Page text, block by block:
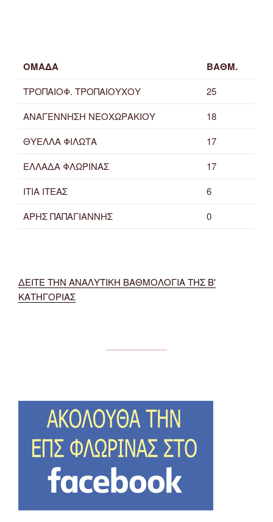
ΟΜΑΔΑ ΒΑΘΜ.
ΤΡΟΠΑΙΟΦ. ΤΡΟΠΑΙΟΥΧΟΥ
25
ΑΝΑΓΕΝΝΗΣΗ ΝΕΟΧΩΡΑΚΙΟΥ
18
ΘΥΕΛΛΑ ΦΙΛΩΤΑ
17
ΕΛΛΑΔΑ ΦΛΩΡΙΝΑΣ
17
ΙΤΙΑ ΙΤΕΑΣ
6
ΑΡΗΣ ΠΑΠΑΓΙΑΝΝΗΣ
0
ΔΕΙΤΕ ΤΗΝ ΑΝΑΛΥΤΙΚΗ ΒΑΘΜΟΛΟΓΙΑ ΤΗΣ Β'
ΚΑΤΗΓΟΡΙΑΣ